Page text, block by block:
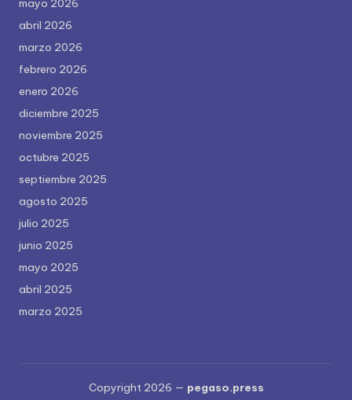
mayo 2026
abril 2026
marzo 2026
febrero 2026
enero 2026
diciembre 2025
noviembre 2025
octubre 2025
septiembre 2025
agosto 2025
julio 2025
junio 2025
mayo 2025
abril 2025
marzo 2025
Copyright 2026 — pegaso.press